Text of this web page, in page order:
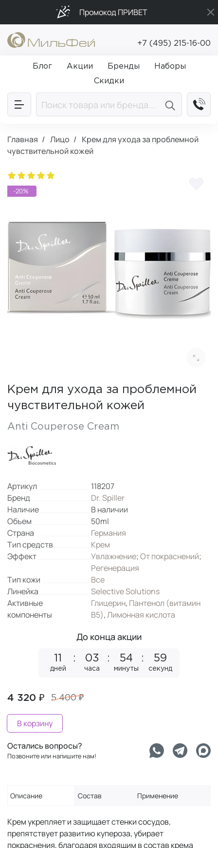
Промокод ПРИВЕТ
Подарки в каждый заказ от 5 000₽
Бесплатная доставка от 5 000₽
+7 (495) 215-16-00
Блог Акции Бренды
Наборы
Скидки
Главная Лицо
Крем для ухода за проблемной
чувствительной кожей
-20%
Крем для ухода за проблемной
чувствительной кожей
Anti Couperose Cream
Артикул
118207
Бренд
Dr. Spiller
Наличие
В наличии
Объем
50ml
Страна
Германия
Тип средств
Крем
Эффект
Увлажнение;От покраснений;
Регенерация
Тип кожи
Все
Линейка
Selective Solutions
Активные
компоненты
Глицерин, Пантенол (витамин
B5),Лимонная кислота
До конца акции
дней
03
часа
54
минуты
58
секунд
4 320 ₽ 5 400 ₽
В корзину
Остались вопросы?
Позвоните или напишите нам!
Описание Состав Применение
Крем укрепляет и защищает стенки сосудов,
препятствует развитию купероза, убирает
покраснения, благодаря входящим в состав крема